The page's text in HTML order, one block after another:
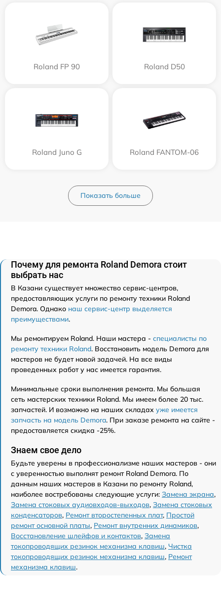
Roland FP 90 Roland D50
Roland Juno G Roland FANTOM-06
Показать больше
Почему для ремонта Roland Demora стоит
выбрать нас
В Казани существует множество сервис-центров,
предоставляющих услуги по ремонту техники Roland
Demora. Однако наш сервис-центр выделяется
преимуществами.
Мы ремонтируем Roland. Наши мастера - специалисты по
ремонту техники Roland. Восстановить модель Demora для
мастеров не будет новой задачей. На все виды
проведенных работ у нас имеется гарантия.
Минимальные сроки выполнения ремонта. Мы большая
сеть мастерских техники Roland. Мы имеем более 20 тыс.
запчастей. И возможно на наших складах уже имеется
запчасть на модель Demora. При заказе ремонта на сайте -
предоставляется скидка -25%.
Знаем свое дело
Будьте уверены в профессионализме наших мастеров - они
с уверенностью выполнят ремонт Roland Demora. По
данным наших мастеров в Казани по ремонту Roland,
наиболее востребованы следующие услуги: Замена экрана,
Замена стоковых аудиовходов-выходов, Замена стоковых
конденсаторов, Ремонт второстепенных плат, Простой
ремонт основной платы, Ремонт внутренних динамиков,
Восстановление шлейфов и контактов, Замена
токопроводящих резинок механизма клавиш, Чистка
токопроводящих резинок механизма клавиш, Ремонт
механизма клавиш.